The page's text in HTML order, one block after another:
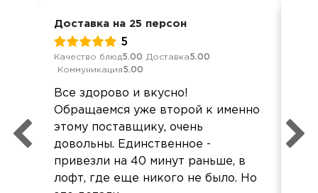
Доставка на 25 персон
5
Качество блюд5.00 Доставка5.00
Коммуникация5.00
Все здорово и вкусно!
Обращаемся уже второй к именно
этому поставщику, очень
довольны. Единственное -
привезли на 40 минут раньше, в
лофт, где еще никого не было. Но